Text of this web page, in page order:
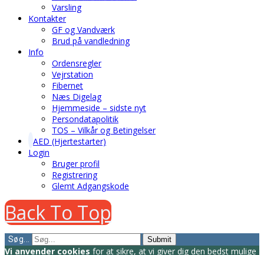
Varsling
Kontakter
GF og Vandværk
Brud på vandledning
Info
Ordensregler
Vejrstation
Fibernet
Næs Digelag
Hjemmeside – sidste nyt
Persondatapolitik
TOS – Vilkår og Betingelser
AED (Hjertestarter)
Login
Bruger profil
Registrering
Glemt Adgangskode
Back To Top
Søg... Submit
Vi anvender cookies for at sikre, at vi giver dig den bedst mulige